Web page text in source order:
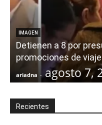
IMAGEN
Detienen a 8 por
promociones de
ariadna - agosto 7,
Recientes